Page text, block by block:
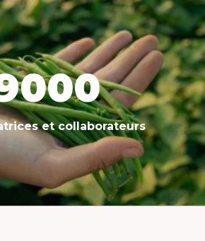
et collaborateurs